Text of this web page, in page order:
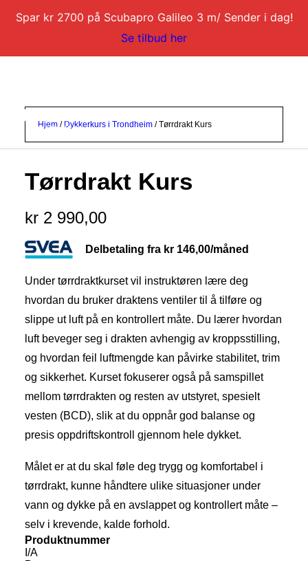
Spar kr 2700 på Scubapro Galileo 3 m/ Sender i dag!
Se tilbud her
DYKKERKURS
DYKKERTURER
BLI DYKKERINSTRUKTØR
KONTAKT
NETTBUTIKK
kr0,00
Hjem / Dykkerkurs i Trondheim / Tørrdrakt Kurs
Tørrdrakt Kurs
kr 2 990,00
Delbetaling fra kr 146,00/måned
Under tørrdraktkurset vil instruktøren lære deg
hvordan du bruker draktens ventiler til å tilføre og
slippe ut luft på en kontrollert måte. Du lærer hvordan
luft beveger seg i drakten avhengig av kroppsstilling,
og hvordan feil luftmengde kan påvirke stabilitet, trim
og sikkerhet. Kurset fokuserer også på samspillet
mellom tørrdrakten og resten av utstyret, spesielt
vesten (BCD), slik at du oppnår god balanse og
presis oppdriftskontroll gjennom hele dykket.
Målet er at du skal føle deg trygg og komfortabel i
tørrdrakt, kunne håndtere ulike situasjoner under
vann og dykke på en avslappet og kontrollert måte –
selv i krevende, kalde forhold.
Produktnummer
I/A